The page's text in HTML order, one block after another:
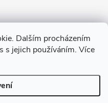
Dalším procházením
s jejich používáním. Více
práva vyhrazena.Upravit